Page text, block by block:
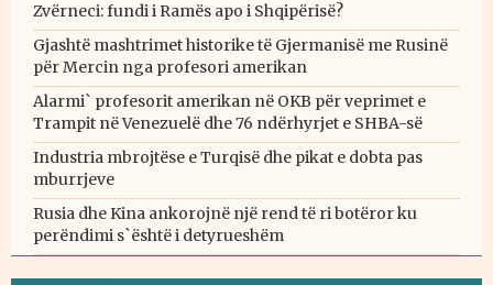
Zvërneci: fundi i Ramës apo i Shqipërisë?
Gjashtë mashtrimet historike të Gjermanisë me Rusinë
për Mercin nga profesori amerikan
Alarmi` profesorit amerikan në OKB për veprimet e
Trampit në Venezuelë dhe 76 ndërhyrjet e SHBA-së
Industria mbrojtëse e Turqisë dhe pikat e dobta pas
mburrjeve
Rusia dhe Kina ankorojnë një rend të ri botëror ku
perëndimi s`është i detyrueshëm